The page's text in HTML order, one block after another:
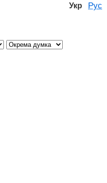
Укр Рус